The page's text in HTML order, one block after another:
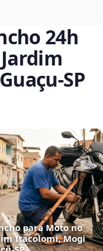
24h
para Moto no
Itacolomi, Mogi